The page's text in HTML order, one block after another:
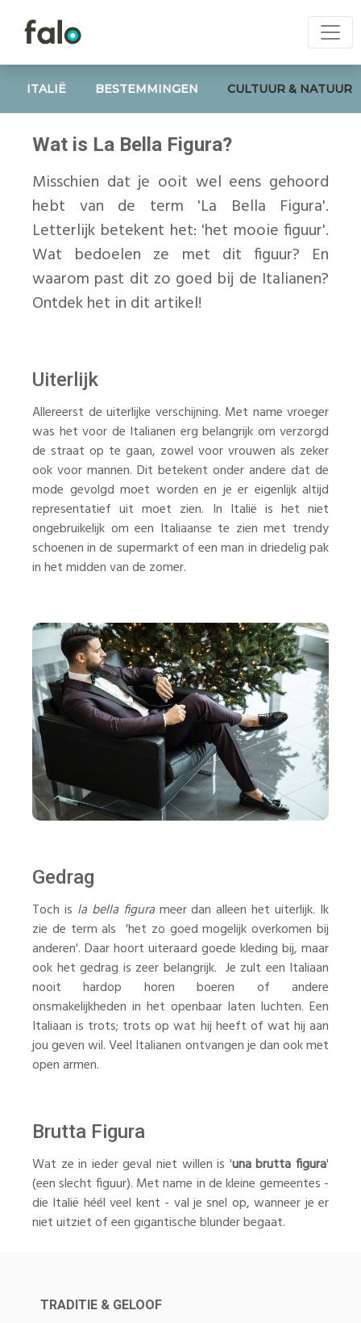
ITALIË BESTEMMINGEN CULTUUR & NATUUR
Wat is La Bella Figura?
Misschien dat je ooit wel eens gehoord
hebt van de term 'La Bella Figura'.
Letterlijk betekent het: 'het mooie figuur'.
Wat bedoelen ze met dit figuur? En
waarom past dit zo goed bij de Italianen?
Ontdek het in dit artikel!
Uiterlijk
Allereerst de uiterlijke verschijning. Met name vroeger
was het voor de Italianen erg belangrijk om verzorgd
de straat op te gaan, zowel voor vrouwen als zeker
ook voor mannen. Dit betekent onder andere dat de
mode gevolgd moet worden en je er eigenlijk altijd
representatief uit moet zien. In Italië is het niet
ongebruikelijk om een Italiaanse te zien met trendy
schoenen in de supermarkt of een man in driedelig pak
in het midden van de zomer.
Gedrag
Toch is la bella figurameer dan alleen het uiterlijk. Ik
zie de term als 'het zo goed mogelijk overkomen bij
anderen'. Daar hoort uiteraard goede kleding bij, maar
ook het gedrag is zeer belangrijk. Je zult een Italiaan
nooit hardop horen boeren of andere
onsmakelijkheden in het openbaar laten luchten. Een
Italiaan is trots; trots op wat hij heeft of wat hij aan
jou geven wil. Veel Italianen ontvangen je dan ook met
open armen.
Brutta Figura
Wat ze in ieder geval niet willen is 'una brutta figura'
(een slecht figuur). Met name in de kleine gemeentes -
die Italië héél veel kent - val je snel op, wanneer je er
niet uitziet of een gigantische blunder begaat.
TRADITIE & GELOOF